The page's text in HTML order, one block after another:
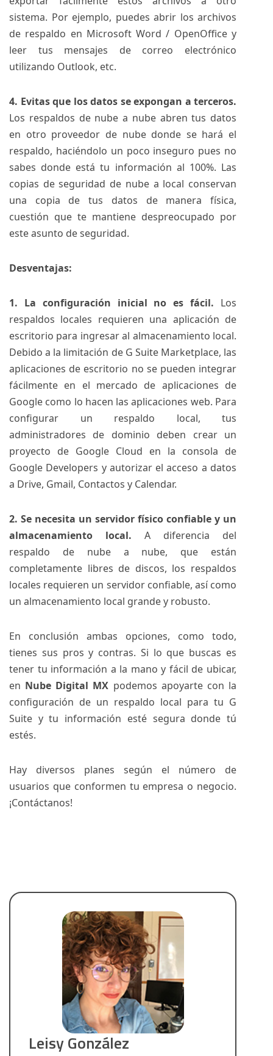
sistema. Por ejemplo, puedes abrir los archivos
de respaldo en Microsoft Word / OpenOffice y
leer tus mensajes de correo electrónico
utilizando Outlook, etc.
4. Evitas que los datos se expongan a terceros.
Los respaldos de nube a nube abren tus datos
en otro proveedor de nube donde se hará el
respaldo, haciéndolo un poco inseguro pues no
sabes donde está tu información al 100%. Las
copias de seguridad de nube a local conservan
una copia de tus datos de manera física,
cuestión que te mantiene despreocupado por
este asunto de seguridad.
Desventajas:
1. La configuración inicial no es fácil. Los
respaldos locales requieren una aplicación de
escritorio para ingresar al almacenamiento local.
Debido a la limitación de G Suite Marketplace, las
aplicaciones de escritorio no se pueden integrar
fácilmente en el mercado de aplicaciones de
Google como lo hacen las aplicaciones web. Para
configurar un respaldo local, tus
administradores de dominio deben crear un
proyecto de Google Cloud en la consola de
Google Developers y autorizar el acceso a datos
a Drive, Gmail, Contactos y Calendar.
2. Se necesita un servidor físico confiable y un
almacenamiento local. A diferencia del
respaldo de nube a nube, que están
completamente libres de discos, los respaldos
locales requieren un servidor confiable, así como
un almacenamiento local grande y robusto.
En conclusión ambas opciones, como todo,
tienes sus pros y contras. Si lo que buscas es
tener tu información a la mano y fácil de ubicar,
en Nube Digital MX podemos apoyarte con la
configuración de un respaldo local para tu G
Suite y tu información esté segura donde tú
estés.
Hay diversos planes según el número de
usuarios que conformen tu empresa o negocio.
¡Contáctanos!
Leisy González